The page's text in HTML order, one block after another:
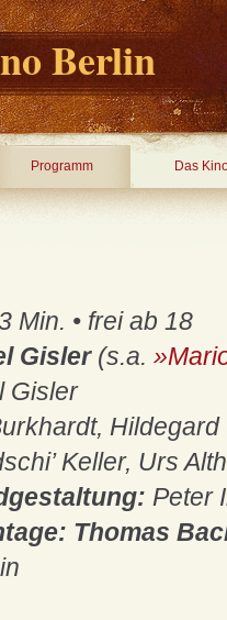
Berlin
Programm Das
Min. • frei ab 18
Gisler (s.a.
Gisler
Keller, Urs
Peter
Thomas